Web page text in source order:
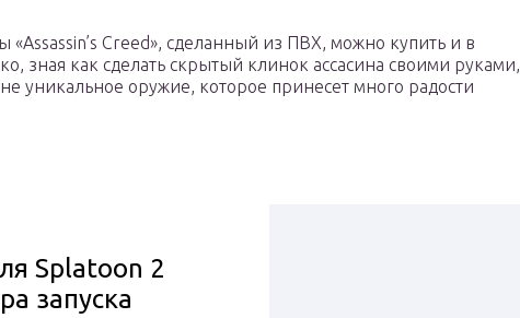
Creed», сделанный из ПВХ, можно купить и в
зная как сделать скрытый клинок ассасина своими руками,
уникальное оружие, которое принесет много радости
Splatoon 2
запуска